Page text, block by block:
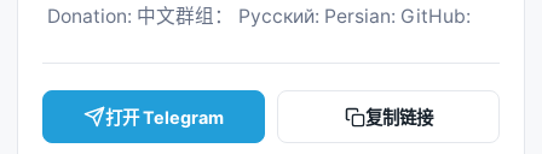
Donation: 中文群组： Русский: Persian: GitHub:
打开 Telegram 复制链接